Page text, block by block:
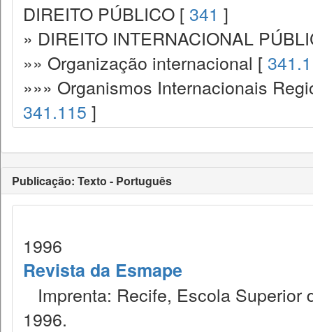
DIREITO PÚBLICO [ 341 ]
» DIREITO INTERNACIONAL
»» Organização internacional [
»»» Organismos Internacionais
341.115 ]
Publicação: Texto - Português
1996
Revista da Esmape
Imprenta: Recife, Escola Superior
1996.